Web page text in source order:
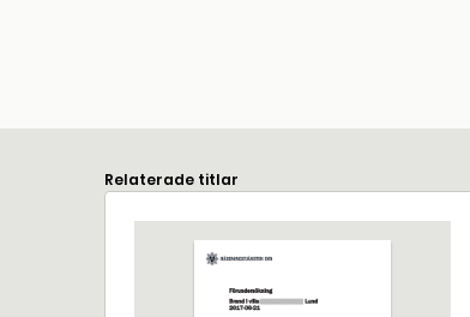
Relaterade titlar